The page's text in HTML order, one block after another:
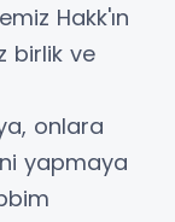
Hakk'ın
birlik ve
onlara
yapmaya